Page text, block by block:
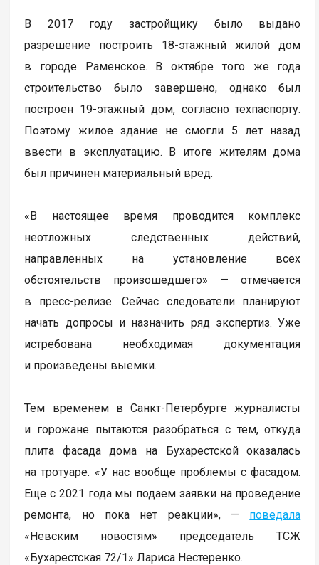
В 2017 году застройщику было выдано
разрешение построить 18-этажный жилой дом
в городе Раменское. В октябре того же года
строительство было завершено, однако был
построен 19-этажный дом, согласно техпаспорту.
Поэтому жилое здание не смогли 5 лет назад
ввести в эксплуатацию. В итоге жителям дома
был причинен материальный вред.
«В настоящее время проводится комплекс
неотложных следственных действий,
направленных на установление всех
обстоятельств произошедшего» — отмечается
в пресс-релизе. Сейчас следователи планируют
начать допросы и назначить ряд экспертиз. Уже
истребована необходимая документация
и произведены выемки.
Тем временем в Санкт-Петербурге журналисты
и горожане пытаются разобраться с тем, откуда
плита фасада дома на Бухарестской оказалась
на тротуаре. «У нас вообще проблемы с фасадом.
Еще с 2021 года мы подаем заявки на проведение
ремонта, но пока нет реакции», — поведала
«Невским новостям» председатель ТСЖ
«Бухарестская 72/1» Лариса Нестеренко.